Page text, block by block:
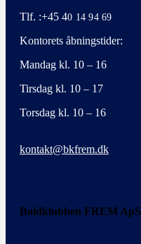
Tlf. :+45 40 14 94 69
Kontorets åbningstider:
Mandag kl. 10 – 16
Tirsdag kl. 10 – 17
Torsdag kl. 10 – 16
kontakt@bkfrem.dk
Boldklubben FREM ApS